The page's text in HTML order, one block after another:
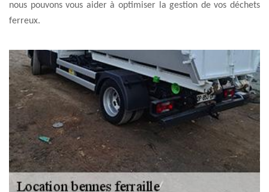
nous pouvons vous aider à optimiser la gestion de vos déchets
ferreux.